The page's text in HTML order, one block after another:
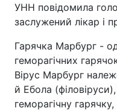
УНН повідомила
заслужений лікар і
Гарячка Марбург -
геморагічних
Вірус Марбург
й Ебола
геморагічну